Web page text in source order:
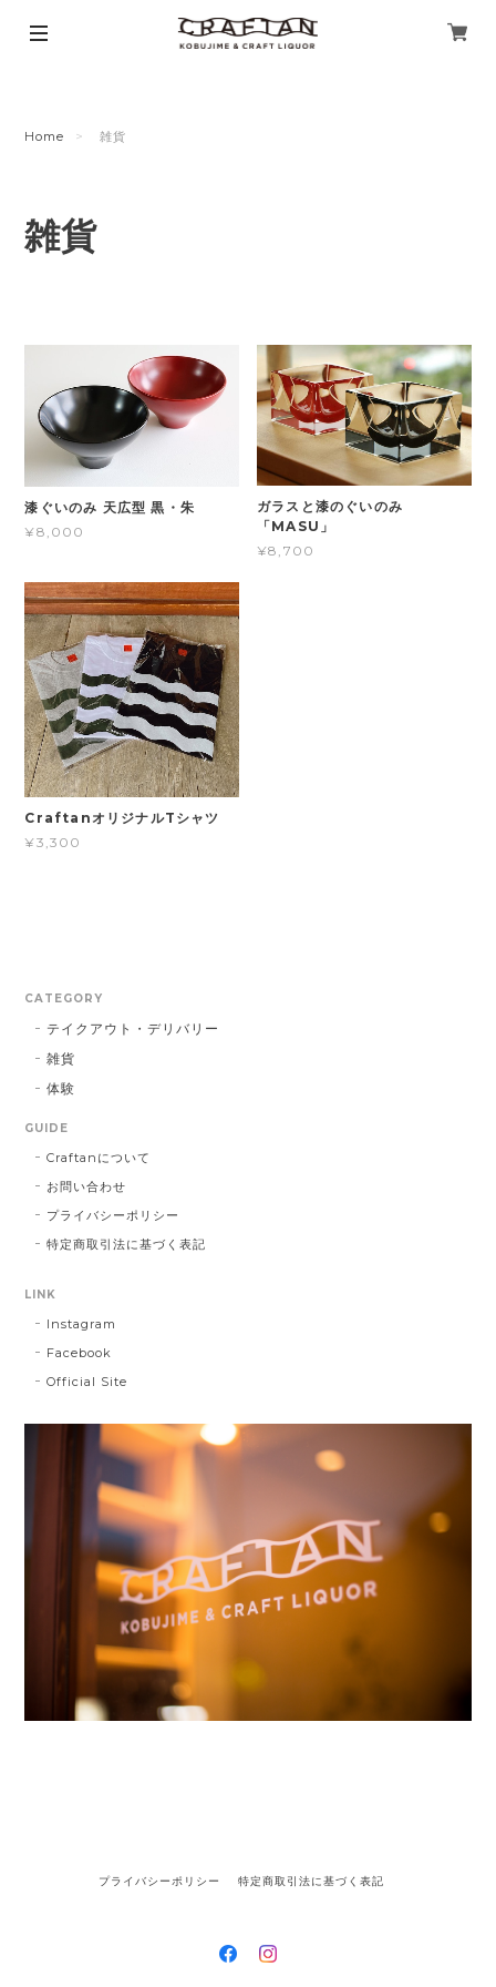
Home 雑貨
雑貨
漆ぐいのみ 天広型 黒・朱
¥8,000
ガラスと漆のぐいのみ
「MASU」
¥8,700
CraftanオリジナルTシャツ
¥3,300
CATEGORY
テイクアウト・デリバリー
雑貨
体験
GUIDE
Craftanについて
お問い合わせ
プライバシーポリシー
特定商取引法に基づく表記
LINK
Instagram
Facebook
Official Site
プライバシーポリシー 特定商取引法に基づく表記